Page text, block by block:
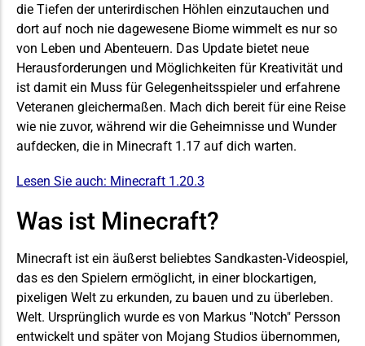
die Tiefen der unterirdischen Höhlen einzutauchen und
dort auf noch nie dagewesene Biome wimmelt es nur so
von Leben und Abenteuern. Das Update bietet neue
Herausforderungen und Möglichkeiten für Kreativität und
ist damit ein Muss für Gelegenheitsspieler und erfahrene
Veteranen gleichermaßen. Mach dich bereit für eine Reise
wie nie zuvor, während wir die Geheimnisse und Wunder
aufdecken, die in Minecraft 1.17 auf dich warten.
Lesen Sie auch: Minecraft 1.20.3
Was ist Minecraft?
Minecraft ist ein äußerst beliebtes Sandkasten-Videospiel,
das es den Spielern ermöglicht, in einer blockartigen,
pixeligen Welt zu erkunden, zu bauen und zu überleben.
Welt. Ursprünglich wurde es von Markus "Notch" Persson
entwickelt und später von Mojang Studios übernommen,